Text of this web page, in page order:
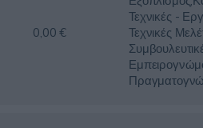
0,00 €
Τεχνικές -
Τεχνικές